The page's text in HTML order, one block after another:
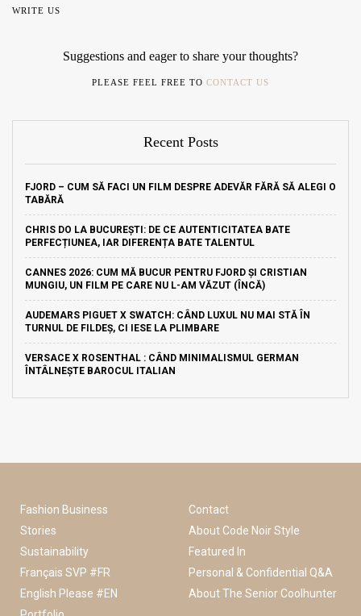
WRITE US
Suggestions and eager to share your thoughts?
PLEASE FEEL FREE TO CONTACT US
Recent Posts
FJORD – CUM SĂ FACI UN FILM DESPRE ADEVĂR FĂRĂ SĂ ALEGI O
TABĂRĂ
CHRIS DO LA BUCUREȘTI: DE CE AUTENTICITATEA BATE
PERFECȚIUNEA, IAR DIFERENȚA BATE TALENTUL
CANNES 2026: CUM MĂ BUCUR PENTRU FJORD ȘI CRISTIAN
MUNGIU, UN FILM PE CARE NU L-AM VĂZUT (ÎNCĂ)
AUDEMARS PIGUET X SWATCH: CÂND LUXUL NU MAI STĂ ÎN
TURNUL DE FILDEȘ, CI IESE LA PLIMBARE
VERSACE X ROSENTHAL : CÂND MINIMALISMUL GERMAN
ÎNTÂLNEȘTE BAROCUL ITALIAN
Fashion Business
Stories
Sustainability
Français SVP #FR
English Please #EN
Contact
About Code Noir Style
Featured In
Personal & Confidential Q&A
About The Senior Coolhunter